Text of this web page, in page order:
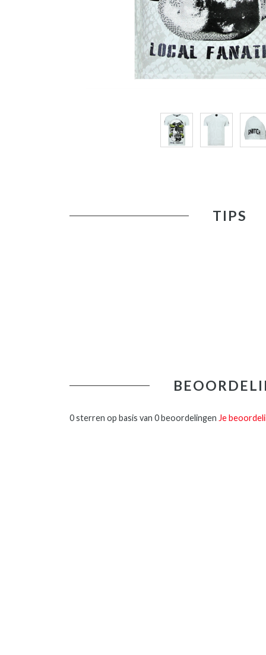
TIPS
0 sterren op basis van 0 beoordelingen Je